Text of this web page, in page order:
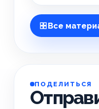
Все
ПОДЕЛИТЬСЯ